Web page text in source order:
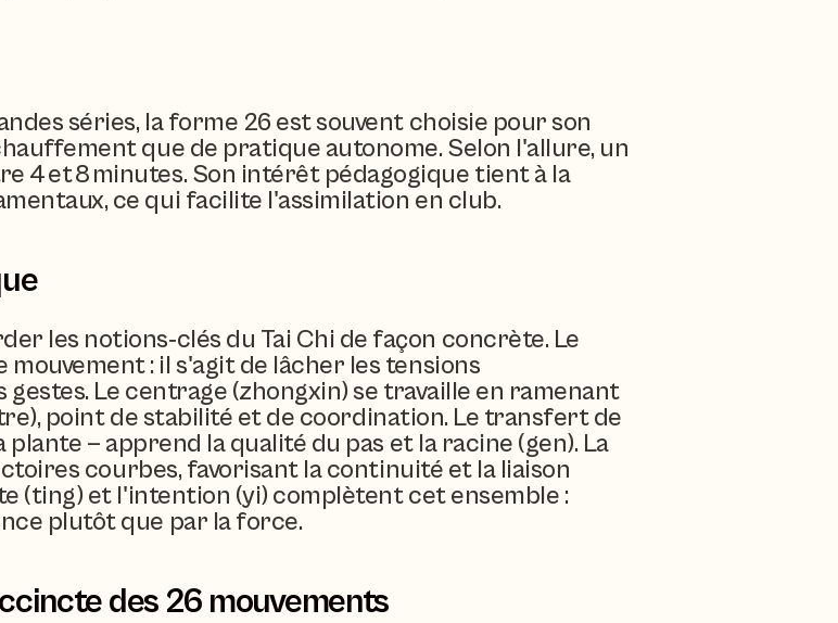
séries, la forme 26 est souvent choisie pour son
que de pratique autonome. Selon l'allure, un
et 8 minutes. Son intérêt pédagogique tient à la
ce qui facilite l'assimilation en club.
les notions‑clés du Tai Chi de façon concrète. Le
: il s'agit de lâcher les tensions
Le centrage (zhongxin) se travaille en ramenant
point de stabilité et de coordination. Le transfert de
— apprend la qualité du pas et la racine (gen). La
courbes, favorisant la continuité et la liaison
(ting) et l'intention (yi) complètent cet ensemble :
plutôt que par la force.
des 26 mouvements